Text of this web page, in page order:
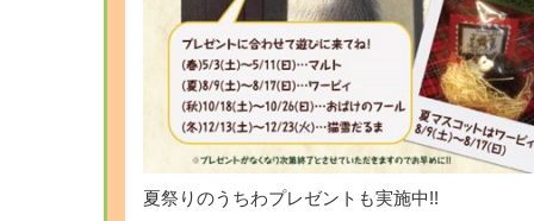
夏祭りのうちわプレゼントも実施中!!